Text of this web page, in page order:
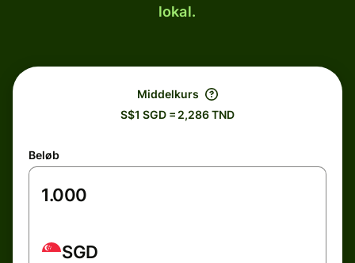
lokal.
Middelkurs
S$1 SGD = 2,286 TND
Beløb
SGD